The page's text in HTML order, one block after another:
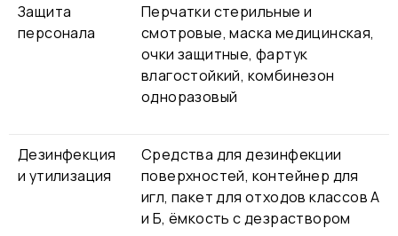
Защита
персонала
Перчатки стерильные и
смотровые, маска медицинская,
очки защитные, фартук
влагостойкий, комбинезон
одноразовый
Дезинфекция
и утилизация
Средства для дезинфекции
поверхностей, контейнер для
игл, пакет для отходов классов А
и Б, ёмкость с дезраствором